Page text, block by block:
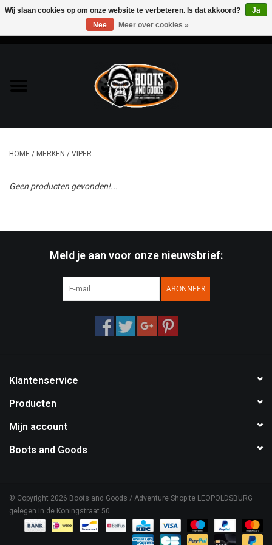
Bags & Packs
Bescherming
Messen & Multitools
Boots and Goods Blog !
HOME / MERKEN / VIPER
Geen producten gevonden!...
Meld je aan voor onze nieuwsbrief:
ABONNEER
Klantenservice
Producten
Mijn account
Boots and Goods
© Copyright 2026 Boots and Goods / Adventure Shop te LEOPOLDSBURG
gelegen in de Koningstraat 50
Wij slaan cookies op om onze website te verbeteren. Is dat akkoord?
Ja
Nee
Meer over cookies »